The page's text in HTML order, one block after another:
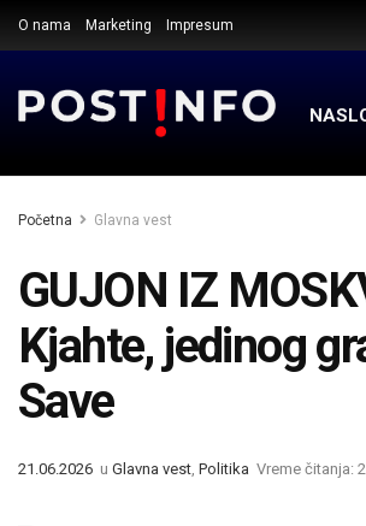
O nama Marketing Impresum
Početna Glavna vest
GUJON IZ
Kjahte, jedinog
Save
21.06.2026 u Glavna vest, Politika Vreme čitanja: